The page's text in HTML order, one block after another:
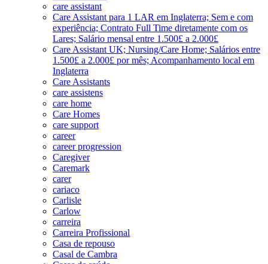
care assistant
Care Assistant para 1 LAR em Inglaterra; Sem e com
experiência; Contrato Full Time diretamente com os
Lares; Salário mensal entre 1.500£ a 2.000£
Care Assistant UK; Nursing/Care Home; Salários entre
1.500£ a 2.000£ por mês; Acompanhamento local em
Inglaterra
Care Assistants
care assistens
care home
Care Homes
care support
career
career progression
Caregiver
Caremark
carer
cariaco
Carlisle
Carlow
carreira
Carreira Profissional
Casa de repouso
Casal de Cambra